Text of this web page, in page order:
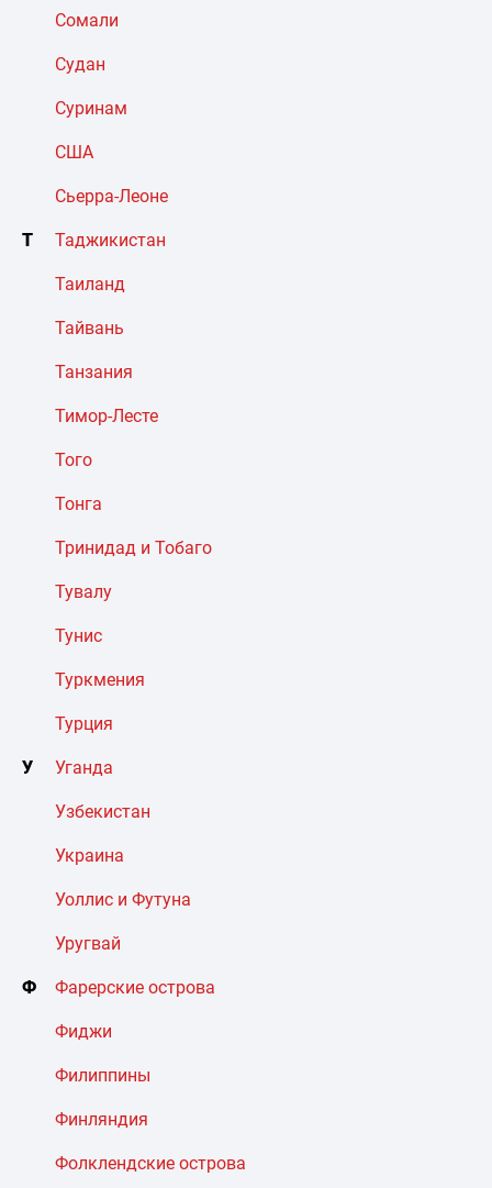
Сомали
Судан
Суринам
США
Сьерра-Леоне
Т Таджикистан
Таиланд
Тайвань
Танзания
Тимор-Лесте
Того
Тонга
Тринидад и Тобаго
Тувалу
Тунис
Туркмения
Турция
У Уганда
Узбекистан
Украина
Уоллис и Футуна
Уругвай
Ф Фарерские острова
Фиджи
Филиппины
Финляндия
Фолклендские острова